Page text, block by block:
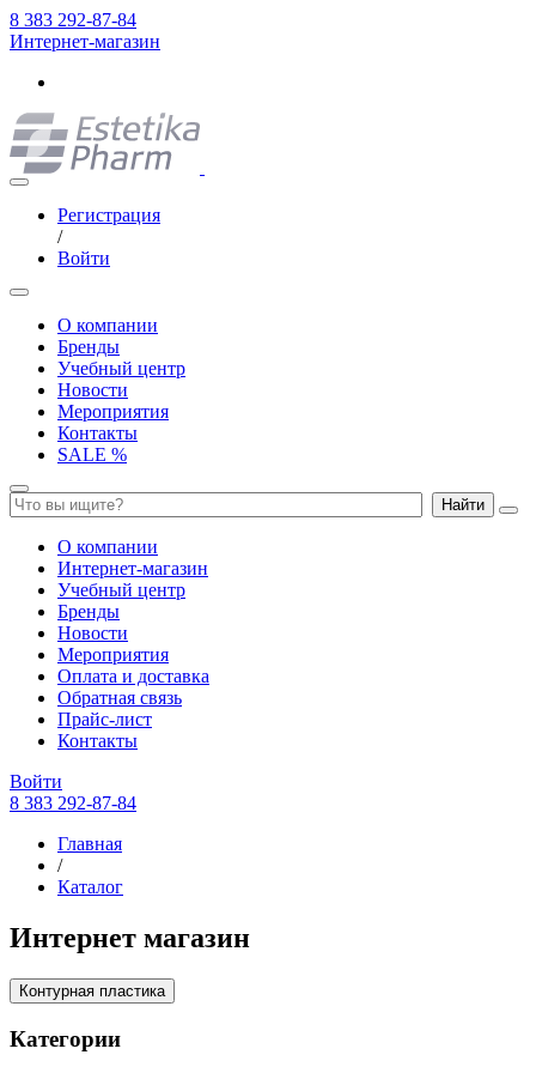
8 383 292-87-84
Интернет-магазин
Регистрация
/
Войти
О компании
Бренды
Учебный центр
Новости
Мероприятия
Контакты
SALE %
Найти
О компании
Интернет-магазин
Учебный центр
Бренды
Новости
Мероприятия
Оплата и доставка
Обратная связь
Прайс-лист
Контакты
Войти
8 383 292-87-84
Главная
/
Каталог
Интернет магазин
Контурная пластика
Категории